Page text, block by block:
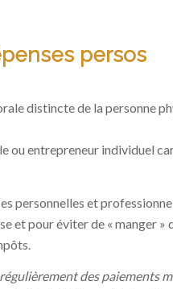
persos
distincte de la personne
entrepreneur individuel car
personnelles et
et pour éviter de « manger »
des paiements